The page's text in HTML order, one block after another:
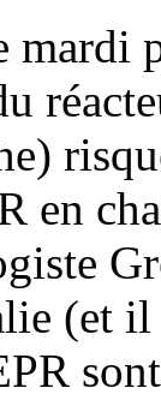
mardi
en
(et